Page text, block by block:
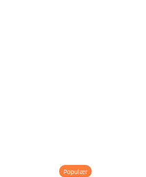
Populær